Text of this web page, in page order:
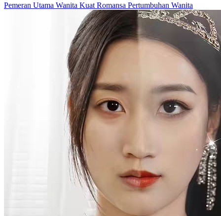
Pemeran Utama Wanita Kuat Romansa Pertumbuhan Wanita